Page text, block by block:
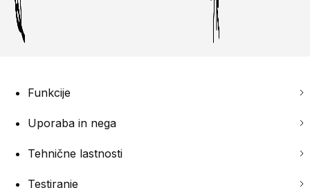
Funkcije
Uporaba in nega
Tehnične lastnosti
Testiranje